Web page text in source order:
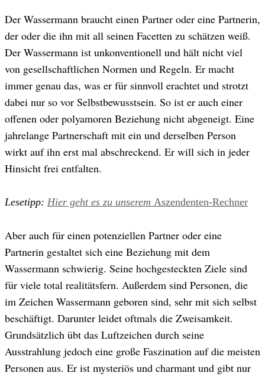
Der Wassermann braucht einen Partner oder eine Partnerin,
der oder die ihn mit all seinen Facetten zu schätzen weiß.
Der Wassermann ist unkonventionell und hält nicht viel
von gesellschaftlichen Normen und Regeln. Er macht
immer genau das, was er für sinnvoll erachtet und strotzt
dabei nur so vor Selbstbewusstsein. So ist er auch einer
offenen oder polyamoren Beziehung nicht abgeneigt. Eine
jahrelange Partnerschaft mit ein und derselben Person
wirkt auf ihn erst mal abschreckend. Er will sich in jeder
Hinsicht frei entfalten.
Lesetipp: Hier geht es zu unserem Aszendenten-Rechner
Aber auch für einen potenziellen Partner oder eine
Partnerin gestaltet sich eine Beziehung mit dem
Wassermann schwierig. Seine hochgesteckten Ziele sind
für viele total realitätsfern. Außerdem sind Personen, die
im Zeichen Wassermann geboren sind, sehr mit sich selbst
beschäftigt. Darunter leidet oftmals die Zweisamkeit.
Grundsätzlich übt das Luftzeichen durch seine
Ausstrahlung jedoch eine große Faszination auf die meisten
Personen aus. Er ist mysteriös und charmant und gibt nur